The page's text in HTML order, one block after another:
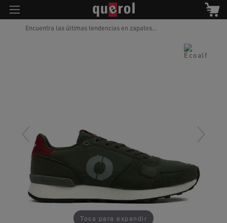
Encuentra las últimas tendencias en zapatos...
Toca para expandir